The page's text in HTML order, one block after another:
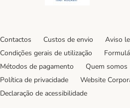
Contactos Custos de envio
Aviso
Condições gerais de utilização
Métodos de pagamento
Quem somos
Política de privacidade
Website
Declaração de acessibilidade